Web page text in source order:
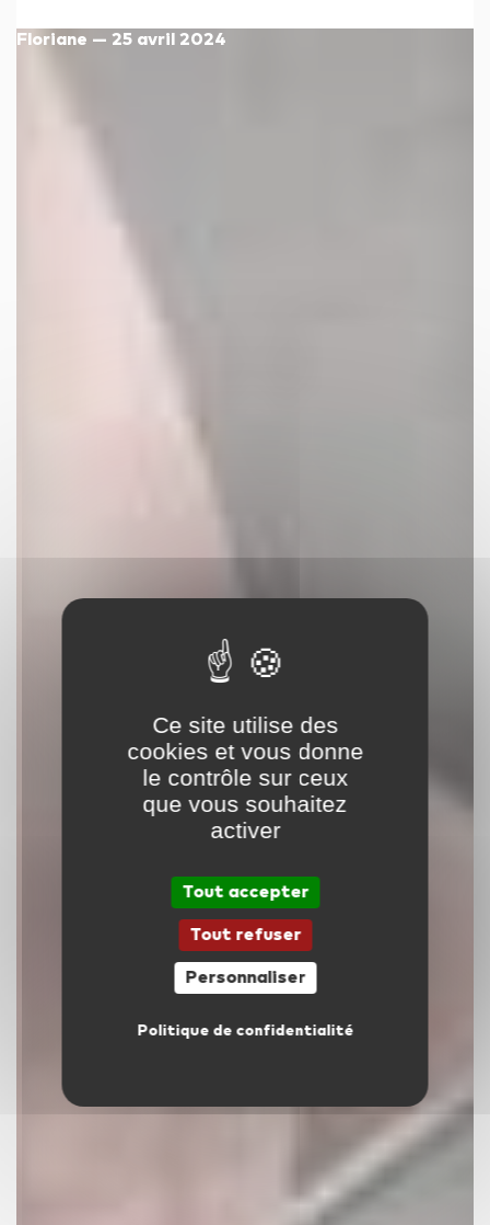
Floriane — 25 avril 2024
Ce site utilise des
cookies et vous donne
le contrôle sur ceux
que vous souhaitez
activer
Tout accepter
Tout refuser
Personnaliser
Politique de confidentialité